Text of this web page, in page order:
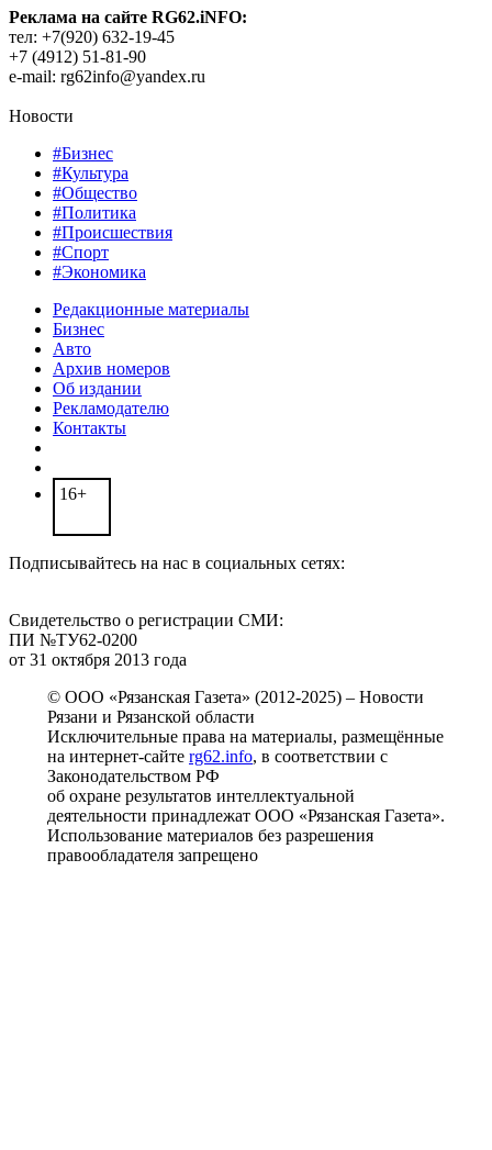
Реклама на сайте RG62.iNFO:
тел: +7(920) 632-19-45
+7 (4912) 51-81-90
e-mail: rg62info@yandex.ru
Новости
#Бизнес
#Культура
#Общество
#Политика
#Происшествия
#Спорт
#Экономика
Редакционные материалы
Бизнес
Авто
Архив номеров
Об издании
Рекламодателю
Контакты
16+
Подписывайтесь на нас в социальных сетях:
Свидетельство о регистрации СМИ:
ПИ №ТУ62-0200
от 31 октября 2013 года
© ООО «Рязанская Газета» (2012-2025) – Новости
Рязани и Рязанской области
Исключительные права на материалы, размещённые
на интернет-сайте rg62.info, в соответствии с
Законодательством РФ
об охране результатов интеллектуальной
деятельности принадлежат ООО «Рязанская Газета».
Использование материалов без разрешения
правообладателя запрещено